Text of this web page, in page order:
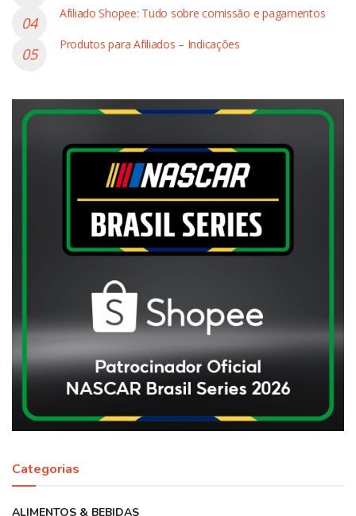
Afiliado Shopee: Tudo sobre comissão e pagamentos
Produtos para Afiliados – Indicações
Categorias
ALIMENTOS & BEBIDAS